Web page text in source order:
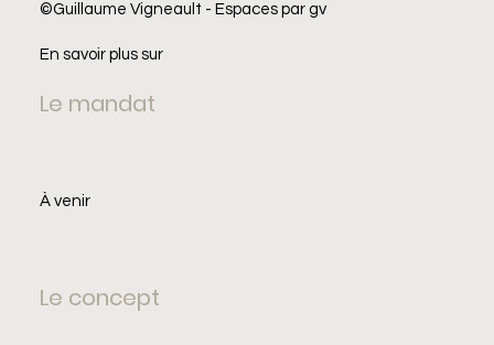
©Guillaume Vigneault - Espaces par gv
En savoir plus sur
Le mandat
À venir
Le concept